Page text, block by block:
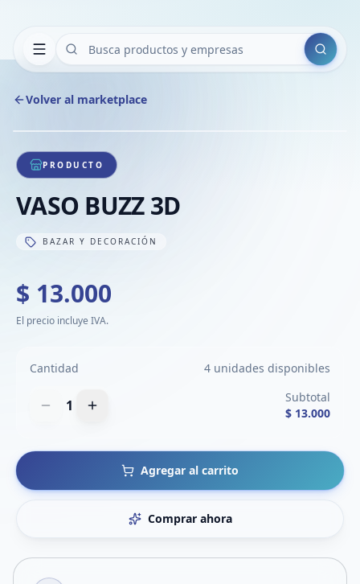
Buscar
Volver al marketplace
1/1
PRODUCTO
VASO BUZZ 3D
BAZAR Y DECORACIÓN
$ 13.000
El precio incluye IVA.
Cantidad 4 unidades disponibles
1
Subtotal
$ 13.000
Agregar al carrito
Comprar ahora